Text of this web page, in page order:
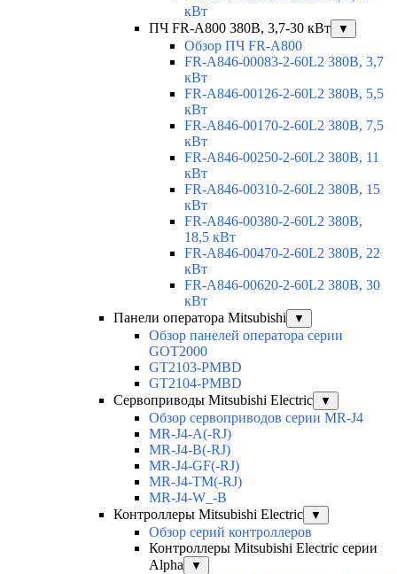
кВт
ПЧ FR-A800 380В, 3,7-30 кВт
▼
Обзор ПЧ FR-A800
FR-A846-00083-2-60L2 380В, 3,7
кВт
FR-A846-00126-2-60L2 380В, 5,5
кВт
FR-A846-00170-2-60L2 380В, 7,5
кВт
FR-A846-00250-2-60L2 380В, 11
кВт
FR-A846-00310-2-60L2 380В, 15
кВт
FR-A846-00380-2-60L2 380В,
18,5 кВт
FR-A846-00470-2-60L2 380В, 22
кВт
FR-A846-00620-2-60L2 380В, 30
кВт
Панели оператора Mitsubishi
▼
Обзор панелей оператора серии
GOT2000
GT2103-PMBD
GT2104-PMBD
Сервоприводы Mitsubishi Electric
▼
Обзор сервоприводов серии MR-J4
MR-J4-A(-RJ)
MR-J4-B(-RJ)
MR-J4-GF(-RJ)
MR-J4-TM(-RJ)
MR-J4-W_-B
Контроллеры Mitsubishi Electric
▼
Обзор серий контроллеров
Контроллеры Mitsubishi Electric серии
Alpha
▼